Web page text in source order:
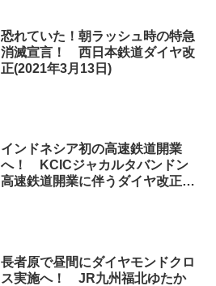
恐れていた！朝ラッシュ時の特急
消滅宣言！ 西日本鉄道ダイヤ改
正(2021年3月13日)
インドネシア初の高速鉄道開業
へ！ KCICジャカルタバンドン
高速鉄道開業に伴うダイヤ改正
長者原で昼間にダイヤモンドクロ
ス実施へ！ JR九州福北ゆたか